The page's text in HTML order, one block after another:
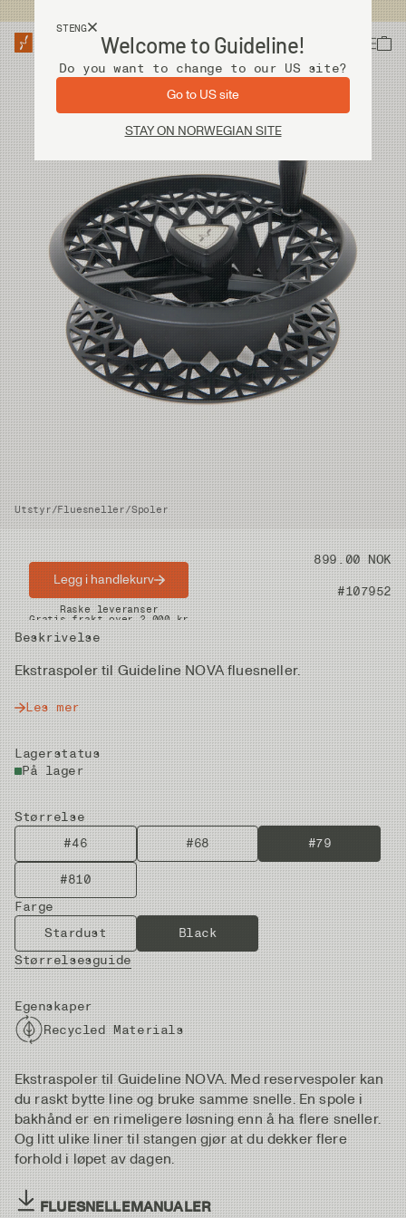
STENG
Welcome to Guideline!
Do you want to change to our US site?
Go to US site
STAY ON NORWEGIAN SITE
Utstyr/Fluesneller/Spoler
Pris 899.00 NOK
Artikkelnummer #107952
Beskrivelse
Ekstraspoler til Guideline NOVA fluesneller.
Les mer
Lagerstatus
På lager
Størrelse
#46
#68 #79
#810
Farge
Stardust
Black
Størrelsesguide
Egenskaper
Recycled Materials
Legg i handlekurv
Raske leveranser
Gratis frakt over 2.000 kr
Ekstraspoler til Guideline NOVA. Med reservespoler kan
du raskt bytte line og bruke samme snelle. En spole i
bakhånd er en rimeligere løsning enn å ha flere sneller.
Og litt ulike liner til stangen gjør at du dekker flere
forhold i løpet av dagen.
FLUESNELLEMANUALER